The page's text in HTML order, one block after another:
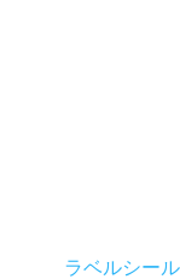
ラベルシール